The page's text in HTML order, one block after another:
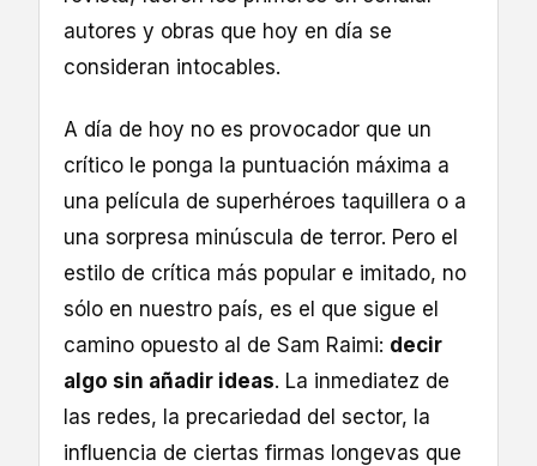
autores y obras que hoy en día se
consideran intocables.
A día de hoy no es provocador que un
crítico le ponga la puntuación máxima a
una película de superhéroes taquillera o a
una sorpresa minúscula de terror. Pero el
estilo de crítica más popular e imitado, no
sólo en nuestro país, es el que sigue el
camino opuesto al de Sam Raimi: decir
algo sin añadir ideas. La inmediatez de
las redes, la precariedad del sector, la
influencia de ciertas firmas longevas que